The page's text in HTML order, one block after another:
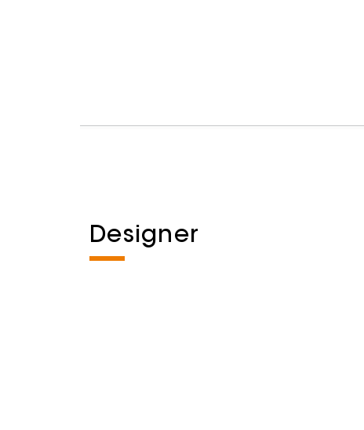
Designer